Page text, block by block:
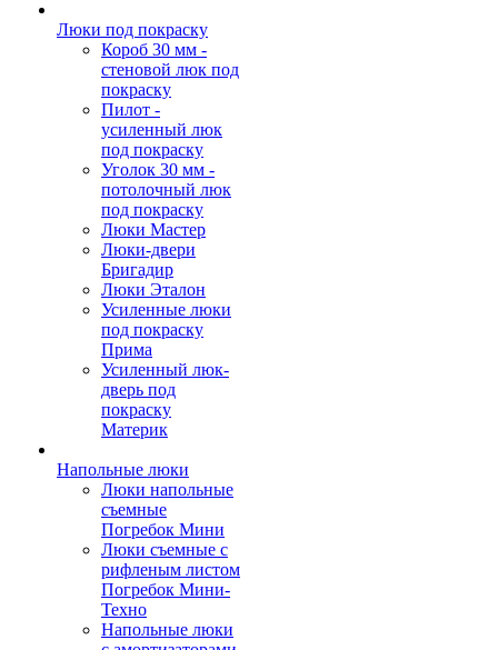
Люки под покраску
Короб 30 мм -
стеновой люк под
покраску
Пилот -
усиленный люк
под покраску
Уголок 30 мм -
потолочный люк
под покраску
Люки Мастер
Люки-двери
Бригадир
Люки Эталон
Усиленные люки
под покраску
Прима
Усиленный люк-
дверь под
покраску
Материк
Напольные люки
Люки напольные
съемные
Погребок Мини
Люки съемные с
рифленым листом
Погребок Мини-
Техно
Напольные люки